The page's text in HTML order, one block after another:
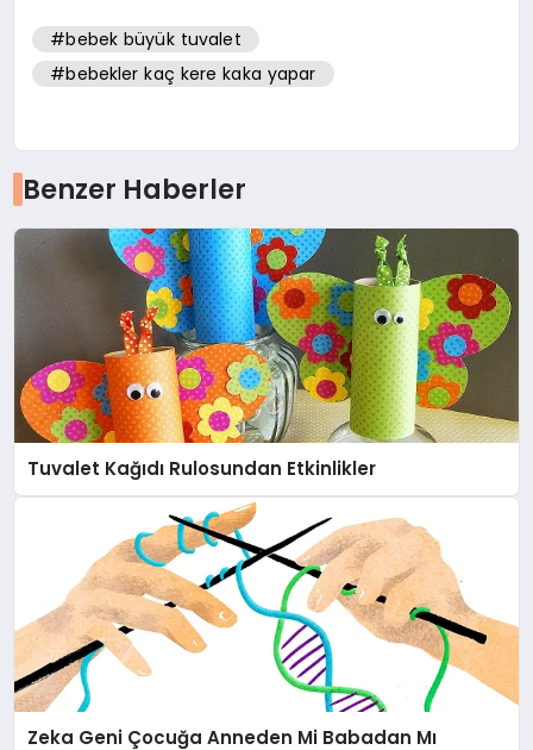
#bebek büyük tuvalet
#bebekler kaç kere kaka yapar
Benzer Haberler
Tuvalet Kağıdı Rulosundan Etkinlikler
Zeka Geni Çocuğa Anneden Mi Babadan Mı